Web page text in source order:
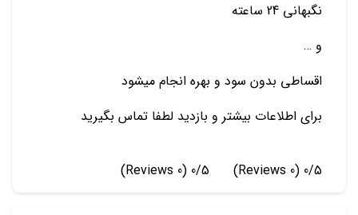
نگبهانی 24 ساعته
و …
اقساطی بدون سود و بهره انجام میشود
برای اطلاعات بیشتر و بازدید لطفا تماس بگیرید
0/5
(0 Reviews)
0/5
(0 Reviews)